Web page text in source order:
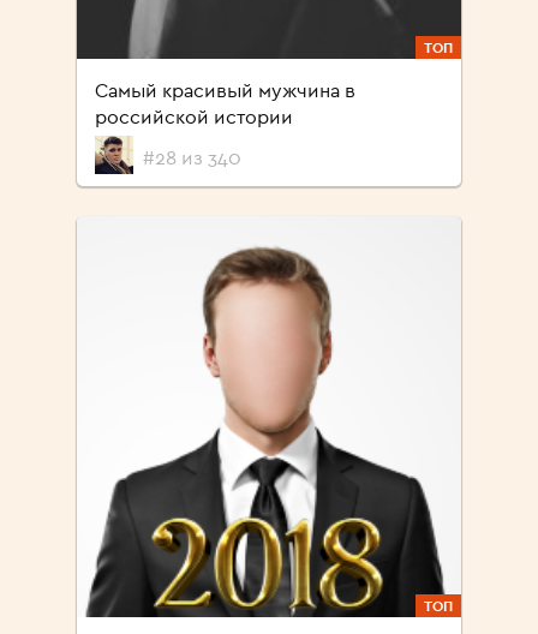
ТОП
Самый красивый мужчина в
российской истории
#28 из 340
ТОП